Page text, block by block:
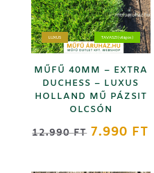
LUXUS TAVASZI (világos)
MŰFŰ 40MM – EXTRA
DUCHESS – LUXUS
HOLLAND MŰ PÁZSIT
OLCSÓN
12.990FT ORIGINAL
7.990 FT